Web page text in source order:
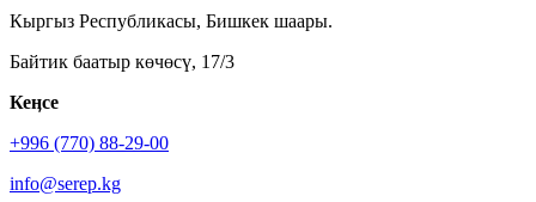
Кыргыз Республикасы, Бишкек шаары.
Байтик баатыр көчөсү, 17/3
Кеӊсе
+996 (770) 88-29-00
info@serep.kg